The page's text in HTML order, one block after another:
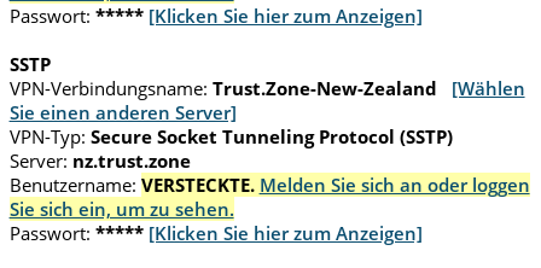
Passwort: ***** [Klicken Sie hier zum Anzeigen]
SSTP
VPN-Verbindungsname: Trust.Zone-New-Zealand
[Wählen
Sie einen anderen Server]
VPN-Typ: Secure Socket Tunneling Protocol (SSTP)
Server: nz.trust.zone
Benutzername: VERSTECKTE. Melden Sie sich an oder loggen
Sie sich ein, um zu sehen.
Passwort: ***** [Klicken Sie hier zum Anzeigen]